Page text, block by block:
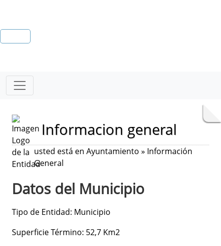
Informacion general
usted está en Ayuntamiento » Información
General
Datos del Municipio
Tipo de Entidad: Municipio
Superficie Término: 52,7 Km2